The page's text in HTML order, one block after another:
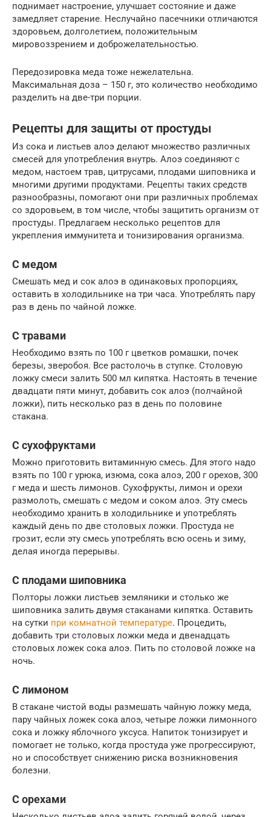
поднимает настроение, улучшает состояние и даже
замедляет старение. Неслучайно пасечники отличаются
здоровьем, долголетием, положительным
мировоззрением и доброжелательностью.
Передозировка меда тоже нежелательна.
Максимальная доза – 150 г, это количество необходимо
разделить на две-три порции.
Рецепты для защиты от простуды
Из сока и листьев алоэ делают множество различных
смесей для употребления внутрь. Алоэ соединяют с
медом, настоем трав, цитрусами, плодами шиповника и
многими другими продуктами. Рецепты таких средств
разнообразны, помогают они при различных проблемах
со здоровьем, в том числе, чтобы защитить организм от
простуды. Предлагаем несколько рецептов для
укрепления иммунитета и тонизирования организма.
С медом
Смешать мед и сок алоэ в одинаковых пропорциях,
оставить в холодильнике на три часа. Употреблять пару
раз в день по чайной ложке.
С травами
Необходимо взять по 100 г цветков ромашки, почек
березы, зверобоя. Все растолочь в ступке. Столовую
ложку смеси залить 500 мл кипятка. Настоять в течение
двадцати пяти минут, добавить сок алоэ (полчайной
ложки), пить несколько раз в день по половине
стакана.
С сухофруктами
Можно приготовить витаминную смесь. Для этого надо
взять по 100 г урюка, изюма, сока алоэ, 200 г орехов, 300
г меда и шесть лимонов. Сухофрукты, лимон и орехи
размолоть, смешать с медом и соком алоэ. Эту смесь
необходимо хранить в холодильнике и употреблять
каждый день по две столовых ложки. Простуда не
грозит, если эту смесь употреблять всю осень и зиму,
делая иногда перерывы.
С плодами шиповника
Полторы ложки листьев земляники и столько же
шиповника залить двумя стаканами кипятка. Оставить
на сутки при комнатной температуре. Процедить,
добавить три столовых ложки меда и двенадцать
столовых ложек сока алоэ. Пить по столовой ложке на
ночь.
С лимоном
В стакане чистой воды размешать чайную ложку меда,
пару чайных ложек сока алоэ, четыре ложки лимонного
сока и ложку яблочного уксуса. Напиток тонизирует и
помогает не только, когда простуда уже прогрессируют,
но и способствует снижению риска возникновения
болезни.
С орехами